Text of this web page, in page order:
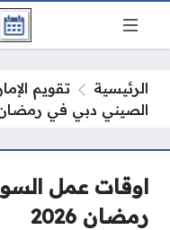
الرئيسية تقويم
الصيني دبي في رمضان
اوقات عمل
رمضان 2026